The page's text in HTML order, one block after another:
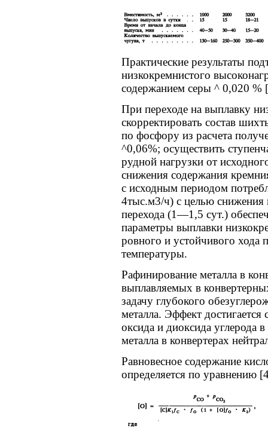
Практические результаты
низкокремнистого
содержанием серы ^ 0,020 %
При переходе на выплавку
скорректировать состав
по фосфору из расчета
^0,06%; осуществить
рудной нагрузки от
снижения содержания
с исходным периодом
4тыс.м3/ч) с целью снижения
перехода (1—1,5 сут.)
параметры выплавки
ровного и устойчивого хода
температуры.
Рафинирование металла в
выплавляемых в
задачу глубокого
металла. Эффект
оксида и диоксида углерода
металла в конвертерах
Равновесное содержание
определяется по уравнению